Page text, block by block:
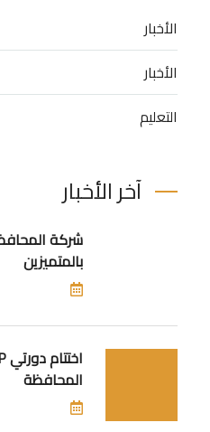
الأخبار
الأخبار
التعليم
آخر الأخبار
شركة
بالمتميزين
المحافظة